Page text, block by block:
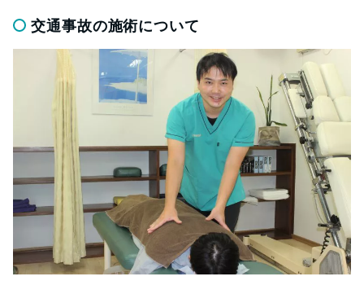
交通事故の施術について